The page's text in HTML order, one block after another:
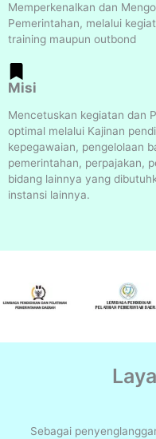
Memperkenalkan dan
Pemerintahan, melalui
training maupun outbond
Misi
Mencetuskan kegiatan dan
optimal melalui Kajinan
kepegawaian, pengelolaan
pemerintahan, perpajakan,
bidang lainnya yang
instansi lainnya.
Sebagai